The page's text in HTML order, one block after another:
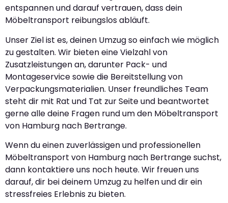
entspannen und darauf vertrauen, dass dein
Möbeltransport reibungslos abläuft.
Unser Ziel ist es, deinen Umzug so einfach wie möglich
zu gestalten. Wir bieten eine Vielzahl von
Zusatzleistungen an, darunter Pack- und
Montageservice sowie die Bereitstellung von
Verpackungsmaterialien. Unser freundliches Team
steht dir mit Rat und Tat zur Seite und beantwortet
gerne alle deine Fragen rund um den Möbeltransport
von Hamburg nach Bertrange.
Wenn du einen zuverlässigen und professionellen
Möbeltransport von Hamburg nach Bertrange suchst,
dann kontaktiere uns noch heute. Wir freuen uns
darauf, dir bei deinem Umzug zu helfen und dir ein
stressfreies Erlebnis zu bieten.